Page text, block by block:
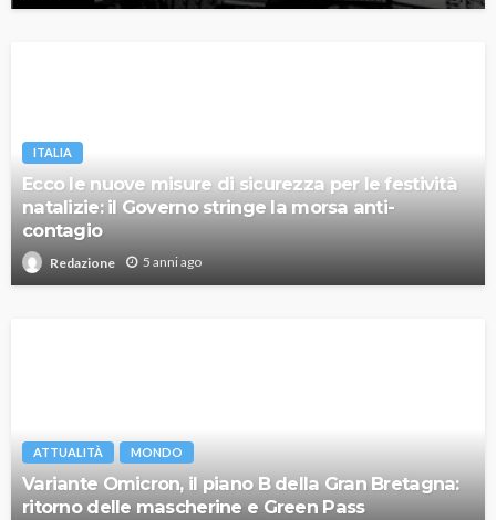
ITALIA
Ecco le nuove misure di sicurezza per le festività
natalizie: il Governo stringe la morsa anti-
contagio
Redazione 5 anni ago
ATTUALITÀ MONDO
Variante Omicron, il piano B della Gran Bretagna:
ritorno delle mascherine e Green Pass